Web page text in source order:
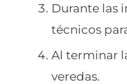
Durante las
técnicos
Al terminar
veredas.